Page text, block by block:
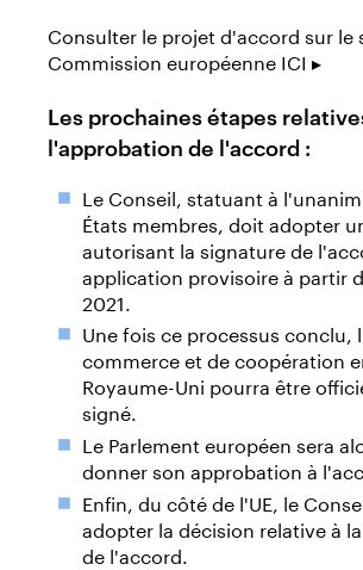
Consulter le projet d'accord sur le
Commission européenne ICI ▸
Les prochaines étapes
l'approbation de l'accord :
Le Conseil, statuant à
États membres, doit adopter
autorisant la signature de
application provisoire à partir
2021.
Une fois ce processus conclu,
commerce et de coopération
Royaume-Uni pourra être
signé.
Le Parlement européen sera
donner son approbation à
Enfin, du côté de l'UE, le
adopter la décision relative à
de l'accord.